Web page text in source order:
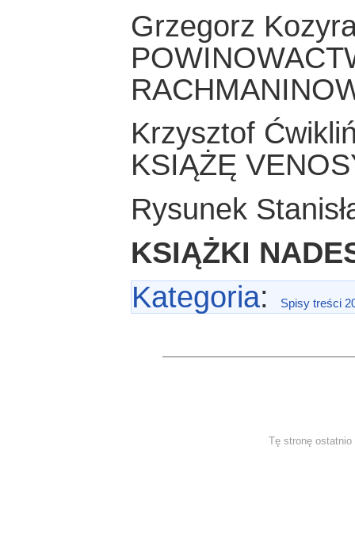
Grzegorz
Krzysztof
KSIĄŻĘ
Rysunek
KSIĄŻKI
Kategoria: Spisy treści
Tę stronę